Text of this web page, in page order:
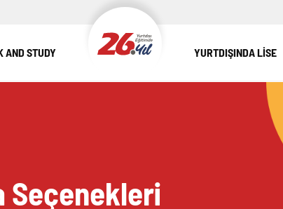
AND STUDY YURTDIŞINDA LİSE
Seçenekleri